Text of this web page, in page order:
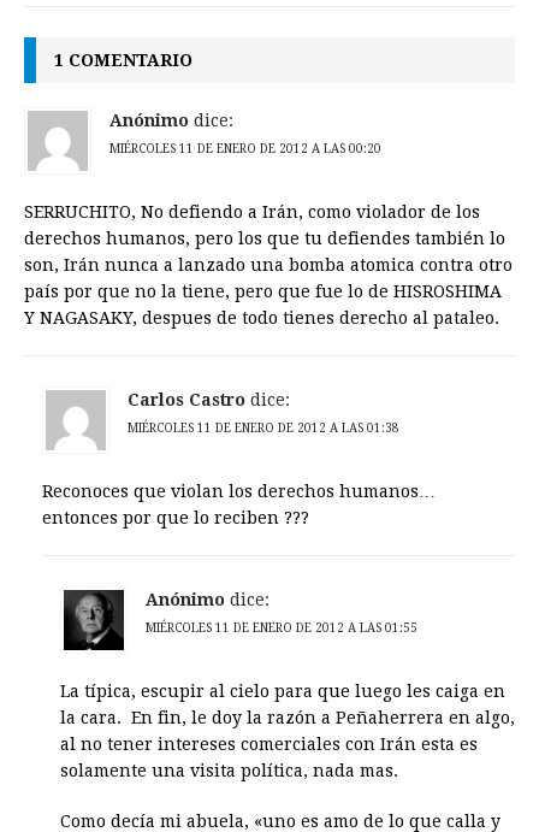
1 COMENTARIO
Anónimo dice:
MIÉRCOLES 11 DE ENERO DE 2012 A LAS 00:20
SERRUCHITO, No defiendo a Irán, como violador de los
derechos humanos, pero los que tu defiendes también lo
son, Irán nunca a lanzado una bomba atomica contra otro
país por que no la tiene, pero que fue lo de HISROSHIMA
Y NAGASAKY, despues de todo tienes derecho al pataleo.
Carlos Castro dice:
MIÉRCOLES 11 DE ENERO DE 2012 A LAS 01:38
Reconoces que violan los derechos humanos…
entonces por que lo reciben ???
Anónimo dice:
MIÉRCOLES 11 DE ENERO DE 2012 A LAS 01:55
La típica, escupir al cielo para que luego les caiga en
la cara. En fin, le doy la razón a Peñaherrera en algo,
al no tener intereses comerciales con Irán esta es
solamente una visita política, nada mas.
Como decía mi abuela, «uno es amo de lo que calla y